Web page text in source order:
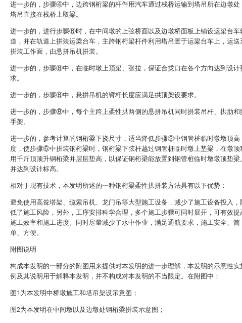
进一步的，步骤④中，边跨钢桁梁的杆件用汽车通过栈桥运输到塔吊所在边墩处
塔吊直接在栈桥上取梁。
进一步的，进行步骤⑥时，在中间墩的上弦桥面以及边墩桥面板上铺设运梁台车
道，并在轨道上拼装运梁台车，主跨钢桁梁杆件利用塔吊置于运梁台车上，运送
拼装工作面，由悬拼吊机拼装。
进一步的，步骤⑧中，在临时墩上顶梁、张拉，保证合拢口在各个方向达到设计
求。
进一步的，步骤⑧中，悬拼吊机的臂杆长度应满足拱顶架设要求。
进一步的，步骤⑧中，每个主跨上柔性拱两侧的悬拼吊机同时拼装吊杆、拱肋和
手架。
进一步的，参考计算的钢桁梁下挠尺寸，适当降低步骤②中钢管桩临时墩墩顶高
度，使步骤⑥中拼装钢桁梁时，钢桁梁下弦杆越过钢管桩临时墩上垫梁，在墩顶
用千斤顶顶升钢桁梁并层层垫高，以保证钢桁梁能放置到钢管桩临时墩墩顶垫梁
并达到设计标高。
相对于现有技术，本发明所述的一种钢桁梁柔性拱拼装方法具有以下优势：
避免使用高耸塔架、缆索吊机、龙门吊等大型施工设备，减少了施工设备投入，
低了施工风险，另外，工序安排科学合理，多个施工步骤可同时展开，可有效提
施工效率和施工进度。同时尽量减少了水中作业，满足通航要求，施工安全、简
单、方便。
附图说明
构成本发明的一部分的附图用来提供对本发明的进一步理解，本发明的示意性实
例及其说明用于解释本发明，并不构成对本发明的不当限定。在附图中：
图1为本发明中桥墩施工和塔吊架设示意图；
图2为本发明在中间墩以及边墩处钢桁梁拼装示意图；